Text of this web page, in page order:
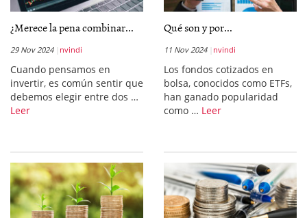
¿Merece la pena combinar...
29 Nov 2024 nvindi
Cuando pensamos en
invertir, es común sentir que
debemos elegir entre dos …
Leer
Qué son y por...
11 Nov 2024 nvindi
Los fondos cotizados en
bolsa, conocidos como ETFs,
han ganado popularidad
como … Leer